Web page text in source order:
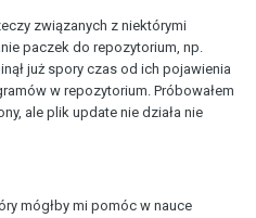
związanych z niektórymi
paczek do repozytorium, np.
już spory czas od ich pojawienia
w repozytorium. Próbowałem
ale plik update nie działa nie
mógłby mi pomóc w nauce